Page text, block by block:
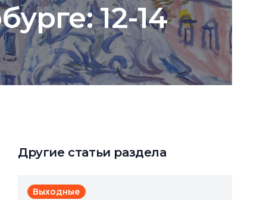
12-14
Другие статьи раздела
Выходные